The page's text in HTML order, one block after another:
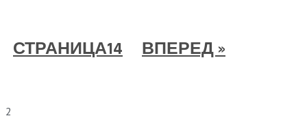
СТРАНИЦА14 ВПЕРЕД »